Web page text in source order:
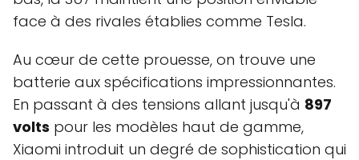
face à des rivales établies comme Tesla.
Au cœur de cette prouesse, on trouve une
batterie aux spécifications impressionnantes.
En passant à des tensions allant jusqu'à 897
volts pour les modèles haut de gamme,
Xiaomi introduit un degré de sophistication qui